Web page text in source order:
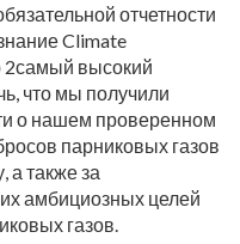
отчетности
Climate
2самый высокий
что мы получили
о нашем проверенном
парниковых газов
а также за
амбициозных целей
газов.